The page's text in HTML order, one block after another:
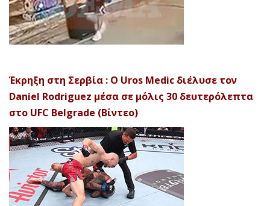
Έκρηξη στη Σερβία : Ο Uros Medic διέλυσε τον
Daniel Rodriguez μέσα σε μόλις 30 δευτερόλεπτα
στο UFC Belgrade (Βίντεο)